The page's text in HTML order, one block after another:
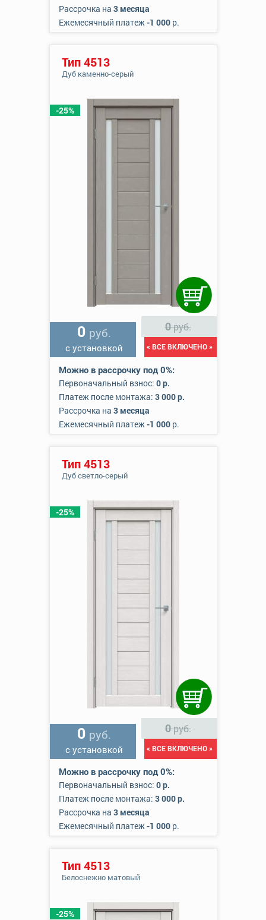
Рассрочка на 3 месяца
Ежемесячный платеж-1 000р.
-25%
Тип 4513
Дуб каменно-серый
0 руб.
с установкой
0руб.
« ВСЕ ВКЛЮЧЕНО »
Можно в рассрочку под 0%:
Первоначальный взнос: 0 р.
Платеж после монтажа: 3 000 р.
Рассрочка на 3 месяца
Ежемесячный платеж-1 000р.
-25%
Тип 4513
Дуб светло-серый
0 руб.
с установкой
0руб.
« ВСЕ ВКЛЮЧЕНО »
Можно в рассрочку под 0%:
Первоначальный взнос: 0 р.
Платеж после монтажа: 3 000 р.
Рассрочка на 3 месяца
Ежемесячный платеж-1 000р.
-25%
Тип 4513
Белоснежно матовый